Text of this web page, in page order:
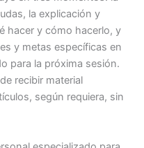
la explicación y
hacer y cómo hacerlo, y
y metas específicas en
para la próxima sesión.
recibir material
según requiera, sin